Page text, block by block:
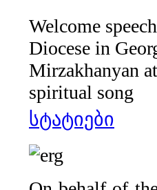
Welcome
Diocese in
Mirzakhanyan
spiritual song
სტატიები